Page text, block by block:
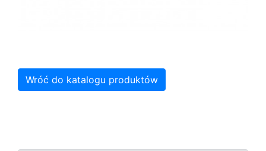
Wróć do katalogu produktów